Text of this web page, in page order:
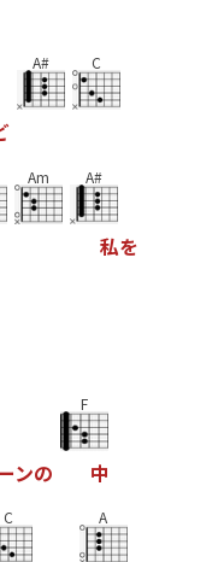
A# C
Am A#
私を
ンの
F
中
C A